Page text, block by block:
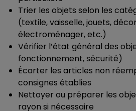
Trier les objets selon les
(textile, vaisselle, jouets,
électroménager, etc.)
Vérifier l’état général des
fonctionnement, sécurité)
Écarter les articles non
consignes établies
Nettoyer ou préparer les
rayon si nécessaire